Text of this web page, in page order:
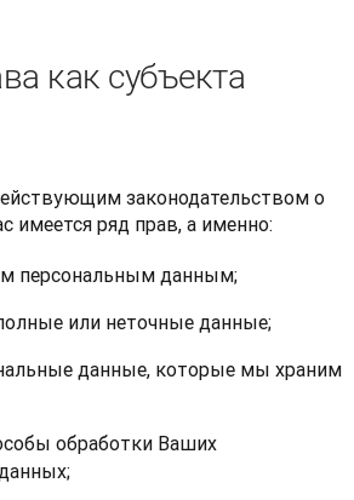
как субъекта
законодательством о
имеется ряд прав, а именно:
персональным данным;
или неточные данные;
данные, которые мы храним
обработки Ваших